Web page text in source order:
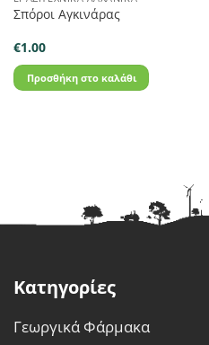
Σπόροι Αγκινάρας
€1.00
Προσθήκη στο καλάθι
Κατηγορίες
Γεωργικά Φάρμακα